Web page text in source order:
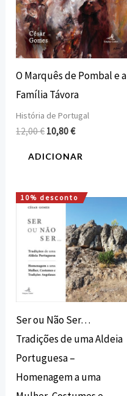
O Marquês de Pombal e a
Família Távora
História de Portugal
12,00€ 10,80€
ADICIONAR
10% desconto
Ser ou Não Ser…
Tradições de uma Aldeia
Portuguesa –
Homenagem a uma
O
original
era:
15,00 €.
O
atual
é:
13,50 €.